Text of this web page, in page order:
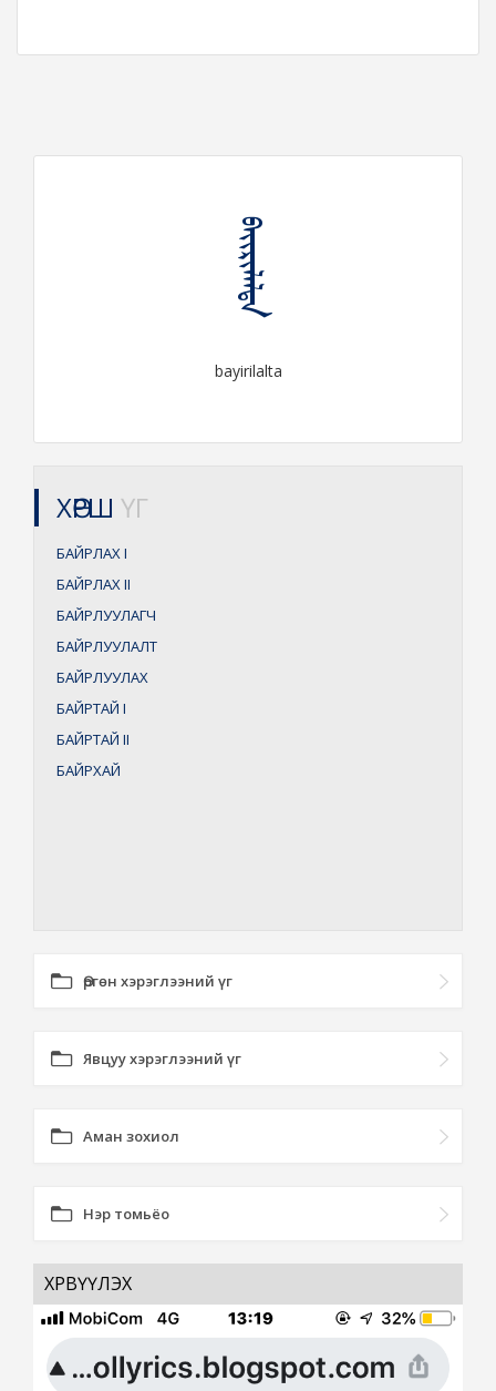
ᠪᠠᠶᠢᠷᠢᠯᠠᠯᠲᠠ
bayirilalta
ХӨРШ ҮГ
БАЙРЛАХI
БАЙРЛАХII
БАЙРЛУУЛАГЧ
БАЙРЛУУЛАЛТ
БАЙРЛУУЛАХ
БАЙРТАЙ I
БАЙРТАЙ II
БАЙРХАЙ
Өргөн хэрэглээний үг
Явцуу хэрэглээний үг
Аман зохиол
Нэр томьёо
ХӨРВҮҮЛЭХ